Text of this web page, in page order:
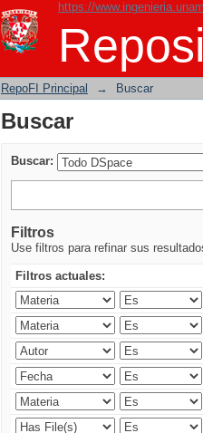
https://
Buscar
RepoFI Principal → Buscar
Buscar
Buscar:
Filtros
Use filtros para refinar sus
Filtros actuales: